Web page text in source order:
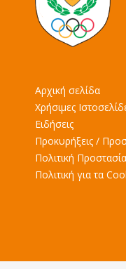
Αρχική σελίδα
Χρήσιμες
Ειδήσεις
Προκυρήξεις /
Πολιτική
Πολιτική για τα